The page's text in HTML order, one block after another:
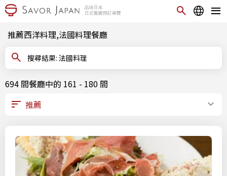
推薦西洋料理,法國料理餐廳
搜尋結果: 法國料理
694 間餐廳中的 161 - 180 間